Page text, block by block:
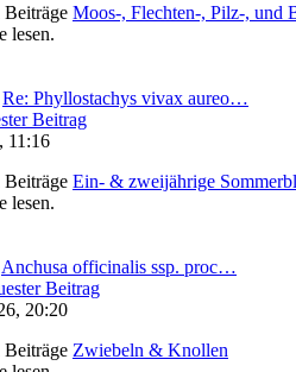
Moos-, Flechten-, Pilz-, und
lesen.
Re: Phyllostachys vivax aureo…
Beitrag
11:16
Ein- & zweijährige
lesen.
Anchusa officinalis ssp. proc…
Beitrag
20:20
Zwiebeln & Knollen